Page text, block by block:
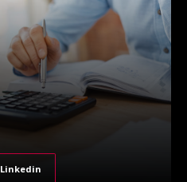
Linkedin